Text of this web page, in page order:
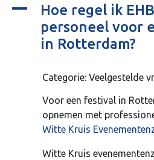
A
Hoe regel ik
personeel voor
in Rotterdam?
Categorie: Veelgestelde
Voor een festival in
opnemen met
Witte Kruis
Witte Kruis